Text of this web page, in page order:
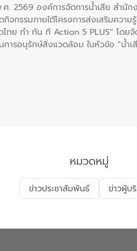
2569 องค์การจัดการน้ำเสีย สำนัก
จกรรมภายใต้โครงการส่งเสริมควา
ทย ทำ ทัน ที Action 5 PLUS” โดยจั
การอนุรักษ์สิ่งแวดล้อม ในหัวข้อ “น้ำ
ารลดการเกิดน้ำเสียจากแหล่งกำเนิ
หมวดหมู่
ข่าวประชาสัมพันธ์ ข่าวผู้บ